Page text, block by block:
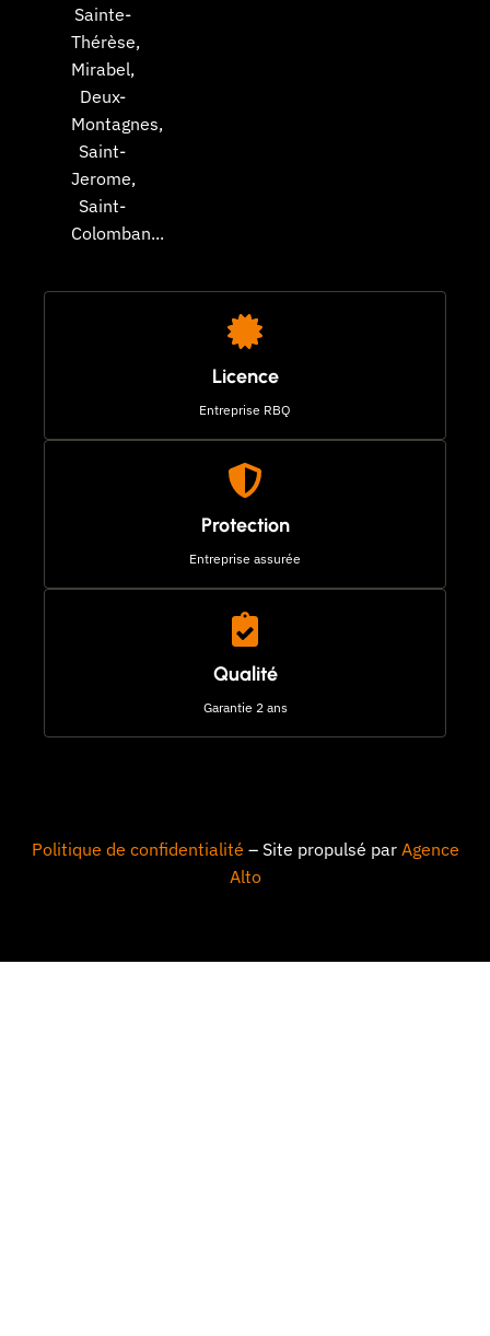
Sainte-
Thérèse,
Mirabel,
Deux-
Montagnes,
Saint-
Jerome,
Saint-
Colomban...
Licence
Entreprise RBQ
Protection
Entreprise assurée
Qualité
Garantie 2 ans
Politique de confidentialité – Site propulsé par Agence
Alto